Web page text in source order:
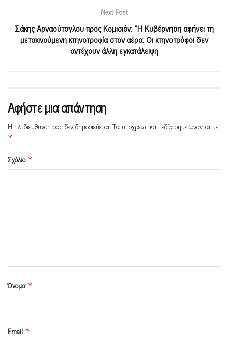
Next Post
Σάκης Αρναούτογλου προς Κομισιόν: «Η Κυβέρνηση αφήνει τη
μετακινούμενη κτηνοτροφία στον αέρα. Οι κτηνοτρόφοι δεν
αντέχουν άλλη εγκατάλειψη
Αφήστε μια απάντηση
Η ηλ. διεύθυνση σας δεν δημοσιεύεται.Τα υποχρεωτικά πεδία σημειώνονται με
*
Σχόλιο *
Όνομα *
Email *